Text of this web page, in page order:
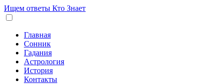
Ищем ответы Кто Знает
Главная
Сонник
Гадания
Астрология
История
Контакты